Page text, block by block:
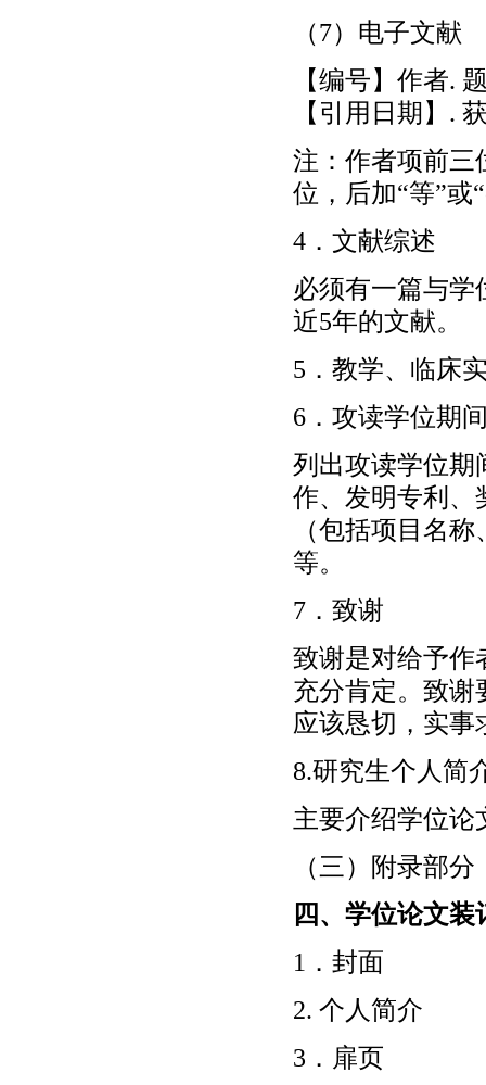
（7）电子文献
【编号】作者.
【引用日期】.
注：作者项前三
位，后加“等”或
4．文献综述
必须有一篇与学
近5年的文献。
5．教学、临床
6．攻读学位期
列出攻读学位期
作、发明专利、
（包括项目名
等。
7．致谢
致谢是对给予作
充分肯定。致谢
应该恳切，实事
8.研究生个人简
主要介绍学位论
（三）附录部
四、学位论文装
1．封面
2. 个人简介
3．扉页